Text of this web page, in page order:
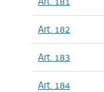
Art. 182
Art. 183
Art. 184